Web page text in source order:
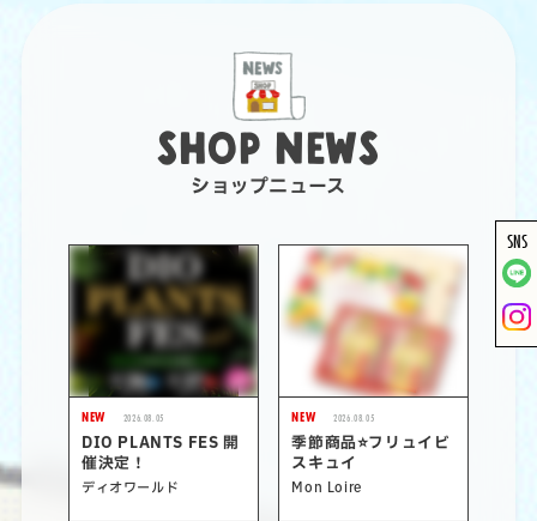
SHOP NEWS
ショップニュース
NEW 2026.08.05
DIO PLANTS FES 開
催決定！
ディオワールド
NEW 2026.08.05
季節商品⭐フリュイビ
スキュイ
Mon Loire
SNS